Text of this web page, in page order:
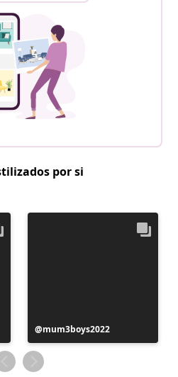
por si
Postagem
publicada
por
mum3boys2022